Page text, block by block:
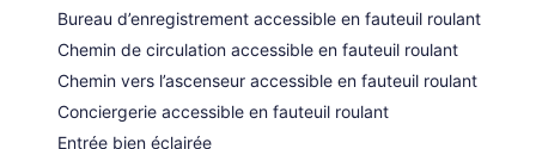
Bureau d’enregistrement accessible en fauteuil roulant
Chemin de circulation accessible en fauteuil roulant
Chemin vers l’ascenseur accessible en fauteuil roulant
Conciergerie accessible en fauteuil roulant
Entrée bien éclairée